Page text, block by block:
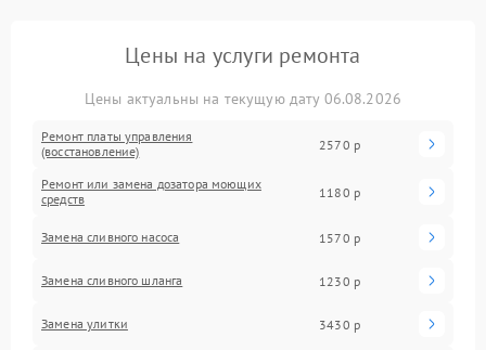
Цены на услуги ремонта
Цены актуальны на текущую дату 06.08.2026
Ремонт платы управления
(восстановление)
2570 р
Ремонт или замена дозатора моющих
средств
1180 р
Замена сливного насоса 1570 р
Замена сливного шланга 1230 р
Замена улитки 3430 р